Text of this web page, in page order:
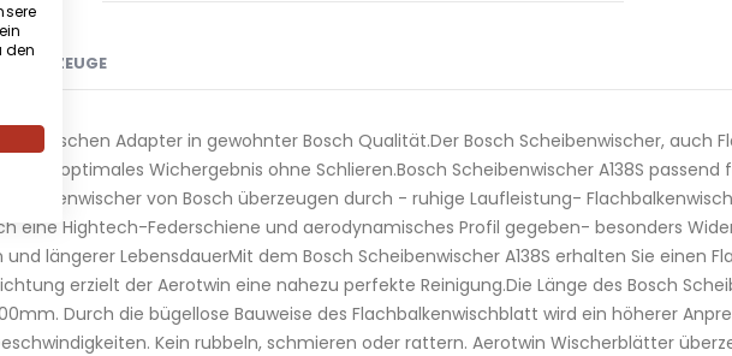
Adapter in gewohnter Bosch Qualität.Der Bosch Scheibenwischer, auch
ein optimales Wichergebnis ohne Schlieren.Bosch Scheibenwischer A138S passend
Scheibenwischer von Bosch überzeugen durch - ruhige Laufleistung-
eine Hightech-Federschiene und aerodynamisches Profil gegeben- besonders
längerer LebensdauerMit dem Bosch Scheibenwischer A138S erhalten Sie einen
erzielt der Aerotwin eine nahezu perfekte Reinigung.Die Länge des Bosch
Durch die bügellose Bauweise des Flachbalkenwischblatt wird ein höherer
Kein rubbeln, schmieren oder rattern. Aerotwin Wischerblätter
FAHRZEUGE
den